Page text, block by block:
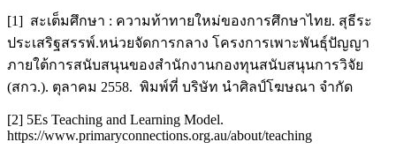
[1] สะเต็มศึกษา : ความท้าทายใหม่ของการศึกษาไทย. สุธีระ
ประเสริฐสรรพ์.หน่วยจัดการกลาง โครงการเพาะพันธุ์ปัญญา
ภายใต้การสนับสนุนของสำนักงานกองทุนสนับสนุนการวิจัย
(สกว.). ตุลาคม 2558. พิมพ์ที่ บริษัท นำศิลป์โฆษณา จำกัด
[2] 5Es Teaching and Learning Model.
https://www.primaryconnections.org.au/about/teaching